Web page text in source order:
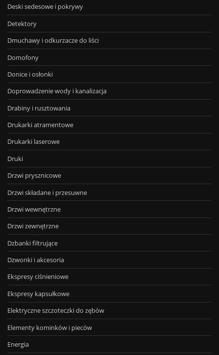
Deski sedesowe i pokrywy
Detektory
Dmuchawy i odkurzacze do liści
Domofony
Donice i osłonki
Doprowadzenie wody i kanalizacja
Drabiny i rusztowania
Drukarki atramentowe
Drukarki laserowe
Druki
Drzwi prysznicowe
Drzwi składane i przesuwne
Drzwi wewnętrzne
Drzwi zewnętrzne
Dzbanki filtrujące
Dzwonki i akcesoria
Ekspresy ciśnieniowe
Ekspresy kapsułkowe
Elektryczne szczoteczki do zębów
Elementy kominków i pieców
Energia